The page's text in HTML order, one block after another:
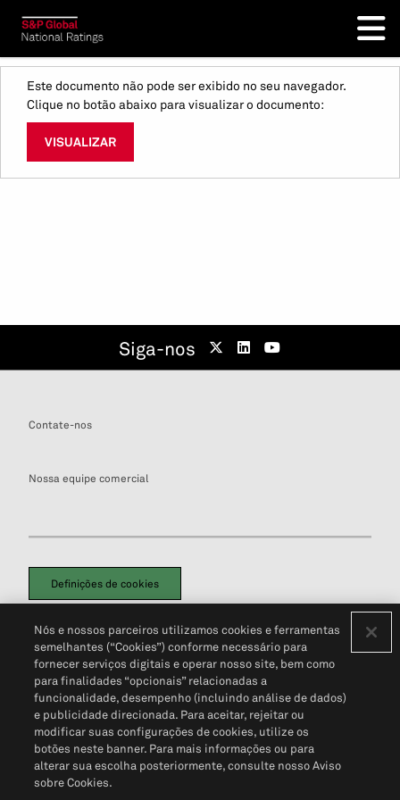
Este documento não pode ser exibido no seu navegador.
Clique no botão abaixo para visualizar o documento:
VISUALIZAR
Siga-nos
Contate-nos
Nossa equipe comercial
Definições de cookies
Política de PrivacidadePortal de privacidade do cliente (em inglês)
Não Venda Minhas Informações Pessoais© 2026 S&P Global
Nós e nossos parceiros utilizamos cookies e ferramentas
semelhantes (“Cookies”) conforme necessário para
fornecer serviços digitais e operar nosso site, bem como
para finalidades “opcionais” relacionadas a
funcionalidade, desempenho (incluindo análise de dados)
e publicidade direcionada. Para aceitar, rejeitar ou
modificar suas configurações de cookies, utilize os
botões neste banner. Para mais informações ou para
alterar sua escolha posteriormente, consulte nosso Aviso
sobre Cookies.